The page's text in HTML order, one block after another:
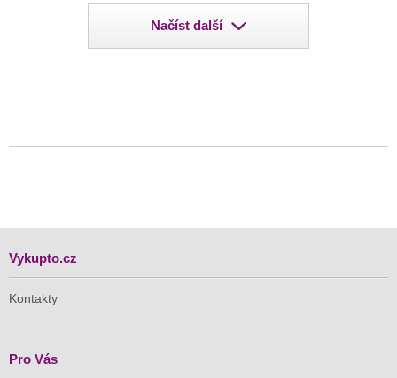
Načíst další
Vykupto.cz
Kontakty
Pro Vás